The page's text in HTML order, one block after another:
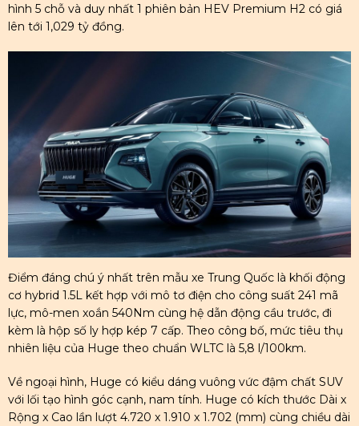
hình 5 chỗ và duy nhất 1 phiên bản HEV Premium H2 có giá
lên tới 1,029 tỷ đồng.
Điểm đáng chú ý nhất trên mẫu xe Trung Quốc là khối động
cơ hybrid 1.5L kết hợp với mô tơ điện cho công suất 241 mã
lực, mô-men xoắn 540Nm cùng hệ dẫn động cầu trước, đi
kèm là hộp số ly hợp kép 7 cấp. Theo công bố, mức tiêu thụ
nhiên liệu của Huge theo chuẩn WLTC là 5,8 l/100km.
Về ngoại hình, Huge có kiểu dáng vuông vức đậm chất SUV
với lối tạo hình góc cạnh, nam tính. Huge có kích thước Dài x
Rộng x Cao lần lượt 4.720 x 1.910 x 1.702 (mm) cùng chiều dài